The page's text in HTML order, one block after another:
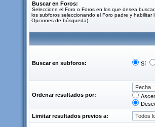
Buscar en Foros:
Seleccione el Foro o Foros en los que desea
los subforos seleccionando el Foro padre y
Opciones de búsqueda).
Buscar en subforos: Sí
Ordenar resultados por:
Limitar resultados previos a: